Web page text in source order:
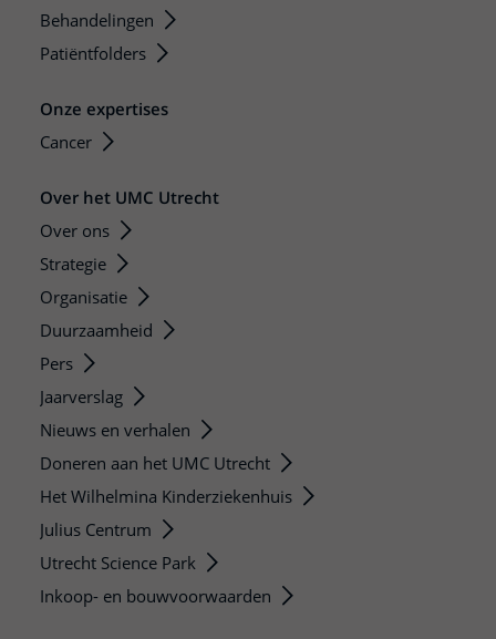
Behandelingen
Patiëntfolders
Onze expertises
Cancer
Over het UMC Utrecht
Over ons
Strategie
Organisatie
Duurzaamheid
Pers
Jaarverslag
Nieuws en verhalen
Doneren aan het UMC Utrecht
Het Wilhelmina Kinderziekenhuis
Julius Centrum
Utrecht Science Park
Inkoop- en bouwvoorwaarden